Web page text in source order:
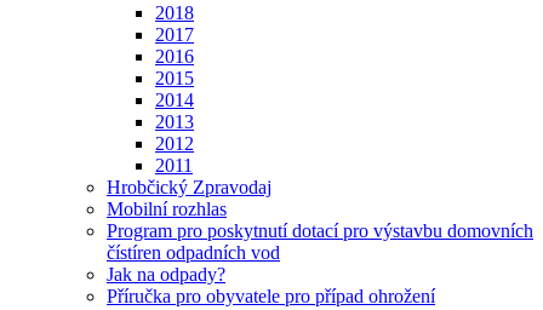
2018
2017
2016
2015
2014
2013
2012
2011
Hrobčický Zpravodaj
Mobilní rozhlas
Program pro poskytnutí dotací pro výstavbu domovních
čístíren odpadních vod
Jak na odpady?
Příručka pro obyvatele pro případ ohrožení